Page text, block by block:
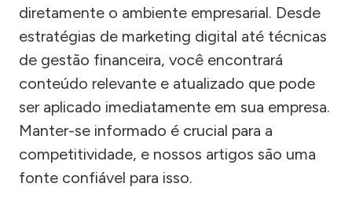
diretamente o ambiente empresarial. Desde
estratégias de marketing digital até técnicas
de gestão financeira, você encontrará
conteúdo relevante e atualizado que pode
ser aplicado imediatamente em sua empresa.
Manter-se informado é crucial para a
competitividade, e nossos artigos são uma
fonte confiável para isso.